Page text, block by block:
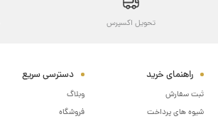
تحویل اکسپرس
راهنمای خرید
ثبت سفارش
شیوه های پرداخت
دسترسی سریع
وبلاگ
فروشگاه